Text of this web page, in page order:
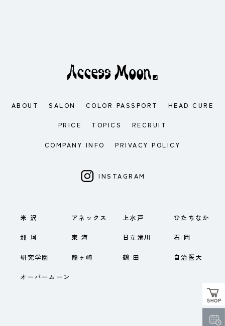
ABOUT SALON COLOR PASSPORT HEAD CURE
PRICE TOPICS RECRUIT
COMPANY INFO PRIVACY POLICY
INSTAGRAM
米 沢 アネックス 上水戸 ひたちなか
那 珂 東 海 日立滑川 石 岡
研究学園 龍ヶ崎 鶴 田 自治医大
オーバームーン